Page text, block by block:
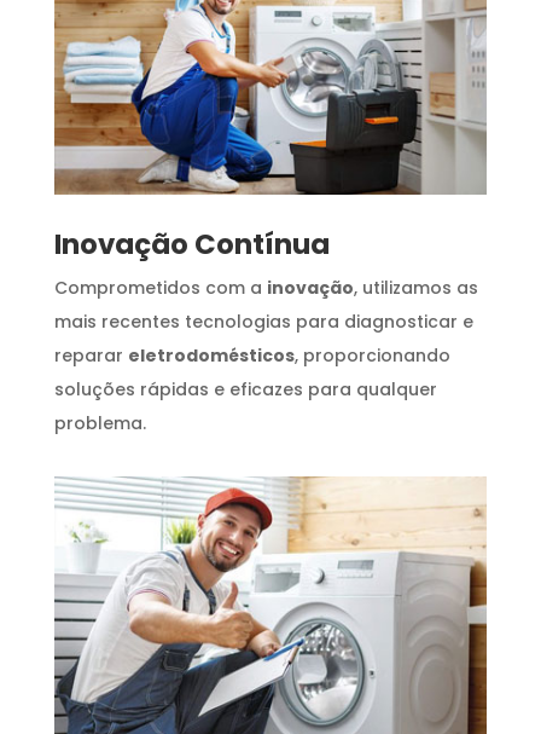
Inovação Contínua
Comprometidos com a inovação, utilizamos as
mais recentes tecnologias para diagnosticar e
reparar eletrodomésticos, proporcionando
soluções rápidas e eficazes para qualquer
problema.